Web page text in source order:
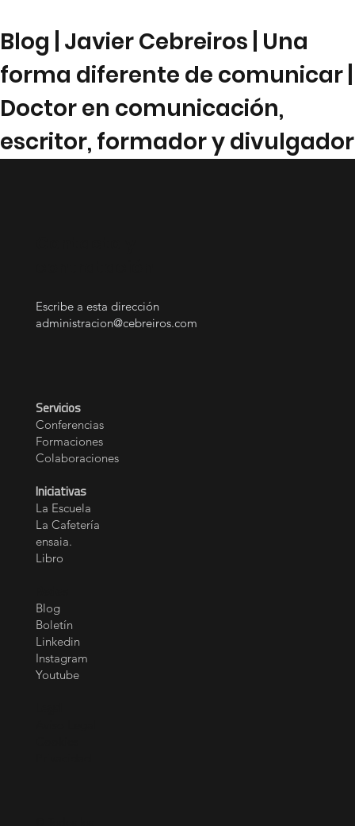
Blog | Javier Cebreiros | Una
forma diferente de comunicar |
Doctor en comunicación,
escritor, formador y divulgador
Blog
Boletín
Linkedin
Instagram
Youtube
Servicios
Conferencias
Formaciones
Colaboraciones
Iniciativas
La Escuela
La Cafetería
ensaia.
Libro
Escribe a esta dirección
administracion@cebreiros.com